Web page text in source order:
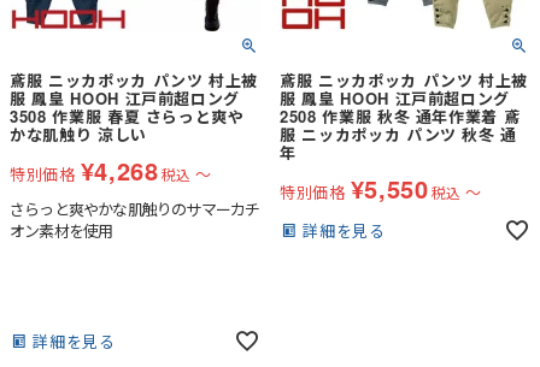
鳶服 ニッカポッカ パンツ 村上被
服 鳳皇 HOOH 江戸前超ロング
3508 作業服 春夏 さらっと爽や
かな肌触り 涼しい
特別価格 ¥4,268税込 〜
さらっと爽やかな肌触りのサマーカチ
オン素材を使用
詳細を見る
鳶服 ニッカポッカ パンツ 村上被
服 鳳皇 HOOH 江戸前超ロング
2508 作業服 秋冬 通年作業着 鳶
服 ニッカポッカ パンツ 秋冬 通
年
特別価格 ¥5,550税込 〜
詳細を見る